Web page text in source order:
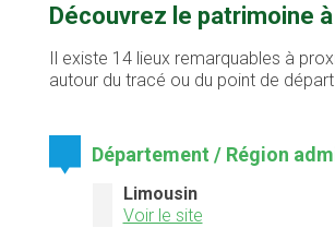
Découvrez le patrimoine
Il existe 14 lieux remarquables à
autour du tracé ou du point de
Département / Région
Limousin
Voir le site